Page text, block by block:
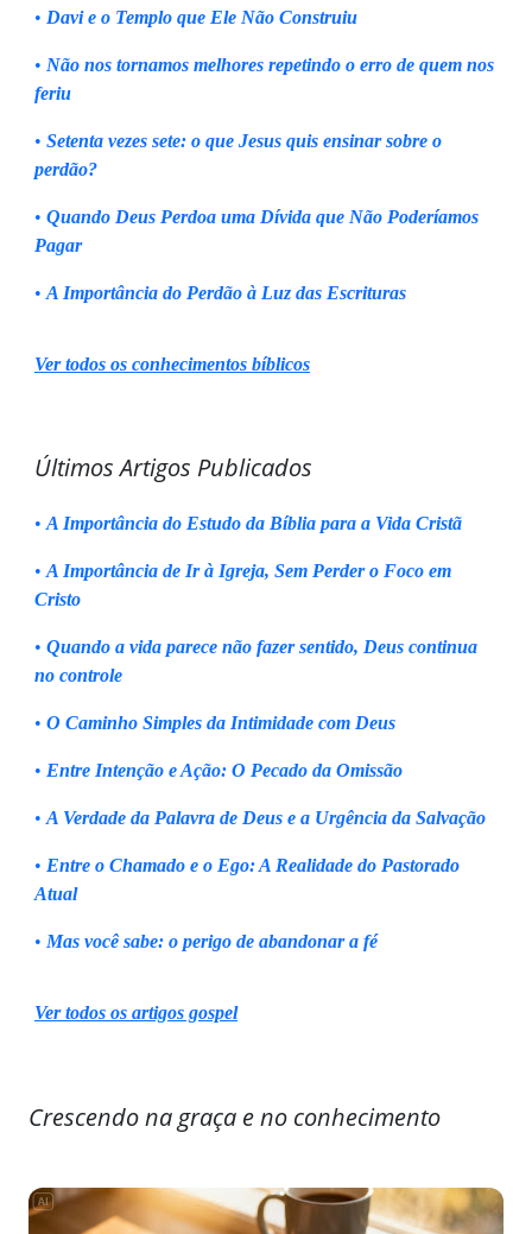
• Davi e o Templo que Ele Não Construiu
• Não nos tornamos melhores repetindo o erro de quem nos
feriu
• Setenta vezes sete: o que Jesus quis ensinar sobre o
perdão?
• Quando Deus Perdoa uma Dívida que Não Poderíamos
Pagar
• A Importância do Perdão à Luz das Escrituras
Ver todos os conhecimentos bíblicos
Últimos Artigos Publicados
• A Importância do Estudo da Bíblia para a Vida Cristã
• A Importância de Ir à Igreja, Sem Perder o Foco em
Cristo
• Quando a vida parece não fazer sentido, Deus continua
no controle
• O Caminho Simples da Intimidade com Deus
• Entre Intenção e Ação: O Pecado da Omissão
• A Verdade da Palavra de Deus e a Urgência da Salvação
• Entre o Chamado e o Ego: A Realidade do Pastorado
Atual
• Mas você sabe: o perigo de abandonar a fé
Ver todos os artigos gospel
Crescendo na graça e no conhecimento